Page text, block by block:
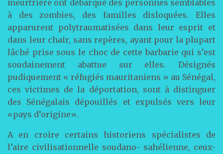
meurtrière ont débarqué des personnes semblables
à des zombies, des familles disloquées. Elles
apparurent polytraumatisées dans leur esprit et
dans leur chair, sans repères, ayant pour la plupart
lâché prise sous le choc de cette barbarie qui s’est
soudainement abattue sur elles. Désignés
pudiquement « réfugiés mauritaniens » au Sénégal,
ces victimes de la déportation, sont à distinguer
des Sénégalais dépouillés et expulsés vers leur
«pays d’origine».
A en croire certains historiens spécialistes de
l’aire civilisationnelle soudano- sahélienne, ceux-